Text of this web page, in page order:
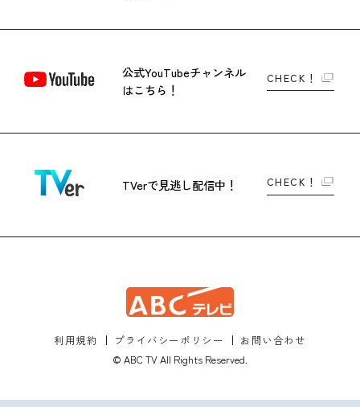
公式YouTubeチャンネル
はこちら！
CHECK！
TVerで見逃し配信中！ CHECK！
利用規約 プライバシーポリシー
お問い合わせ
© ABC TV All Rights Reserved.